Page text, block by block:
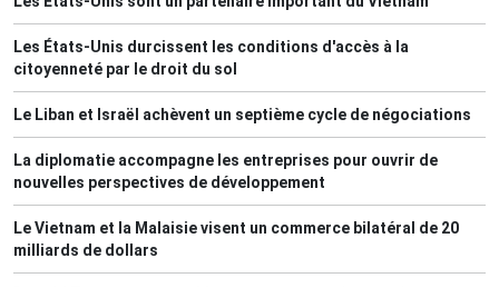
Les États-Unis durcissent les conditions d'accès à la
citoyenneté par le droit du sol
Le Liban et Israël achèvent un septième cycle de négociations
La diplomatie accompagne les entreprises pour ouvrir de
nouvelles perspectives de développement
Le Vietnam et la Malaisie visent un commerce bilatéral de 20
milliards de dollars